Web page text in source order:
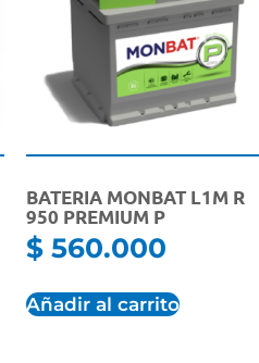
BATERIA MONBAT L1M R
950 PREMIUM P
$ 560.000
Añadir al carrito